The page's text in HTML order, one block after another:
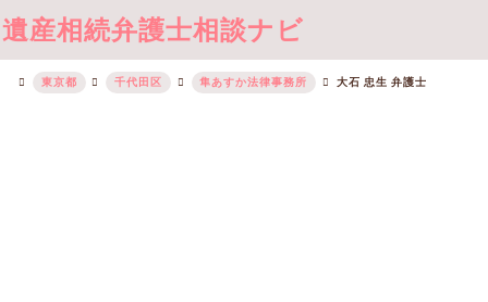
遺産相続弁護士相談ナビ
東京都 千代田区 隼あすか法律事務所 大石 忠生 弁護士